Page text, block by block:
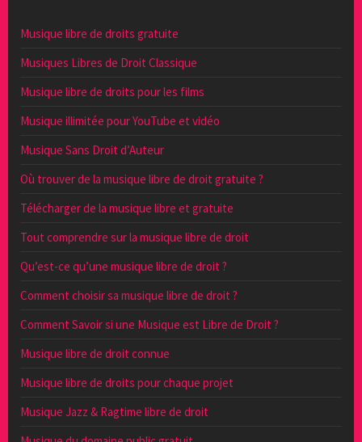
Musique libre de droits gratuite
Musiques Libres de Droit Classique
Musique libre de droits pour les films
Musique illimitée pour YouTube et vidéo
Musique Sans Droit d’Auteur
Où trouver de la musique libre de droit gratuite ?
Télécharger de la musique libre et gratuite
Tout comprendre sur la musique libre de droit
Qu’est-ce qu’une musique libre de droit ?
Comment choisir sa musique libre de droit ?
Comment Savoir si une Musique est Libre de Droit ?
Musique libre de droit connue
Musique libre de droits pour chaque projet
Musique Jazz & Ragtime libre de droit